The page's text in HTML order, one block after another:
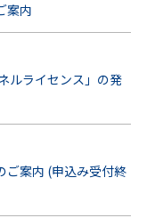
案内
ルライセンス」の発
ご案内 (申込み受付終